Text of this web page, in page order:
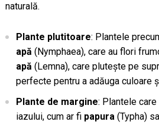
naturală.
Plante plutitoare: Plantele
apă (Nymphaea), care au flori
apă (Lemna), care plutește pe
perfecte pentru a adăuga culoare
Plante de margine: Plantele
iazului, cum ar fi papura(Typha)